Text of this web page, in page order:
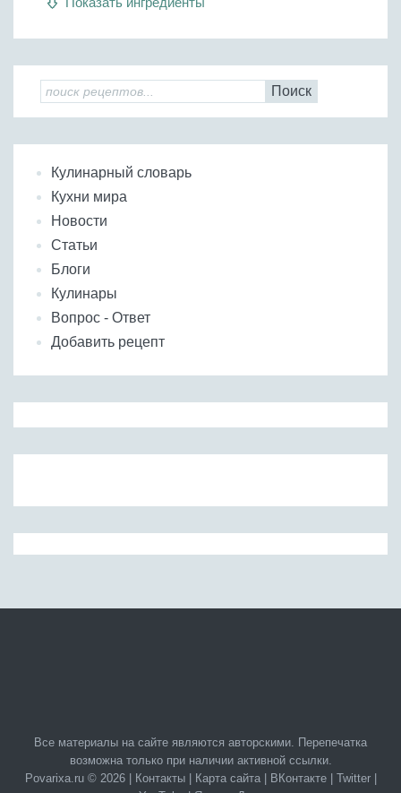
Поиск
Кулинарный словарь
Кухни мира
Новости
Статьи
Блоги
Кулинары
Вопрос - Ответ
Добавить рецепт
Все материалы на сайте являются авторскими. Перепечатка
возможна только при наличии активной ссылки.
Povarixa.ru © 2026 |
Контакты| Карта сайта| ВКонтакте| Twitter|